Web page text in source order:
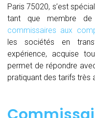
Paris 75020, s’est
tant que membre
commissaires aux
les sociétés en
expérience, acquise
permet de répondre
pratiquant des tarifs très